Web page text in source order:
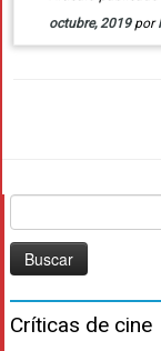
octubre, 2019 por
Críticas de cine